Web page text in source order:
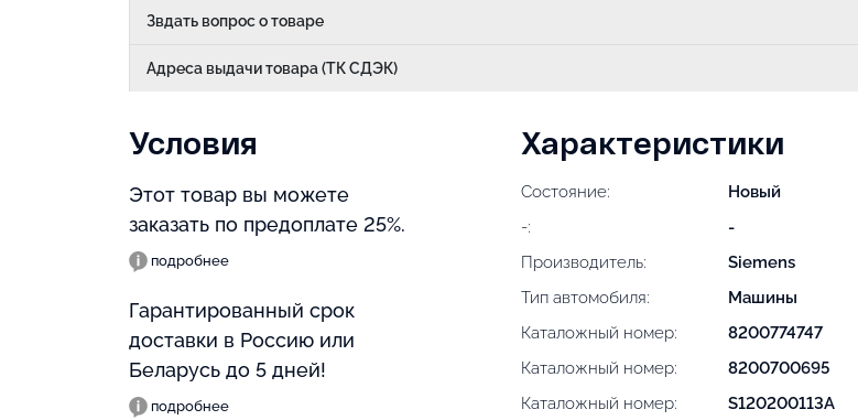
Звдать вопрос о товаре
Адреса выдачи товара (ТК СДЭК)
Условия
Этот товар вы можете
заказать по предоплате 25%.
подробнее
Гарантированный срок
доставки в Россию или
Беларусь до 5 дней!
подробнее
Характеристики
Состояние:
Новый
-:
-
Производитель:
Siemens
Тип автомобиля:
Машины
Каталожный номер:
8200774747
Каталожный номер:
8200700695
Каталожный номер:
S120200113A